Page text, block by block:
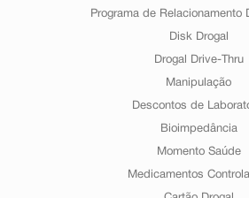
Programa de Relacionamento
Disk Drogal
Drogal Drive-Thru
Manipulação
Descontos de
Bioimpedância
Momento Saúde
Medicamentos